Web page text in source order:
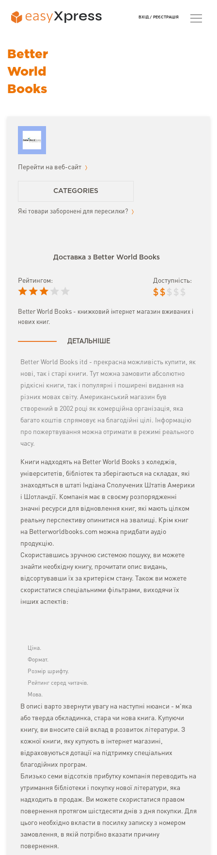
Better
World
Books
Перейти на веб-сайт
CATEGORIES
Які товари заборонені для пересилки?
Доставка з Better World Books
Рейтингом: Доступність:
$ $ $ $ $
Better World Books - книжковий інтернет магазин вживаних і
нових книг.
ДЕТАЛЬНІШЕ
Better World Books itd - прекрасна можливість купити, як
нові, так і старі книги. Тут можна замовити абсолютно
рідкісні книги, так і популярні і поширені видання на
різних мовах світу. Американський магазин був
створений в 2002 році як комерційна організація, яка
багато коштів спрямовує на благодійні цілі. Інформацію
про пожертвування можна отримати в режимі реального
часу.
Книги надходять на Better World Books з коледжів,
університетів, бібліотек та зберігаються на складах, які
знаходяться в штаті Індіана Сполучених Штатів Америки
і Шотландії. Компанія має в своєму розпорядженні
значні ресурси для відновлення книг, які мають цілком
реальну перспективу опинитися на звалищі. Крім книг
на Betterworldbooks.com можна придбати аудіо
продукцію.
Скориставшись зручною системою пошуку, ви можете
знайти необхідну книгу, прочитати опис видань,
відсортувавши їх за критерієм стану. Також ви можете
скористатися спеціальними фільтрами, виходячи їх
інших аспектів:
Ціна.
Формат.
Розмір шрифту.
Рейтинг серед читачів.
Мова.
В описі варто звернути увагу на наступні нюанси - м'яка
або тверда обкладинка, стара чи нова книга. Купуючи
книгу, ви вносите свій вклад в розвиток літератури. З
кожної книги, яку купують в інтернет магазині,
відраховуються дотації на підтримку спеціальних
благодійних програм.
Близько семи відсотків прибутку компанія переводить на
утримання бібліотеки і покупку нової літератури, яка
надходить в продаж. Ви можете скористатися правом
повернення протягом шістдесяти днів з дня покупки. Для
цього необхідно вкласти в посилку записку з номером
замовлення, в якій потрібно вказати причину
повернення.
ВХІД / РЕЄСТРАЦІЯ